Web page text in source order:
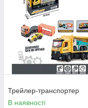
Трейлер-транспортер
В наявності